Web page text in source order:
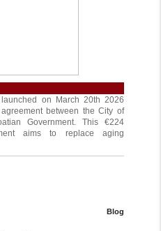
on March 20th 2026
between the City of
Government. This €224
aims to replace aging
Blog